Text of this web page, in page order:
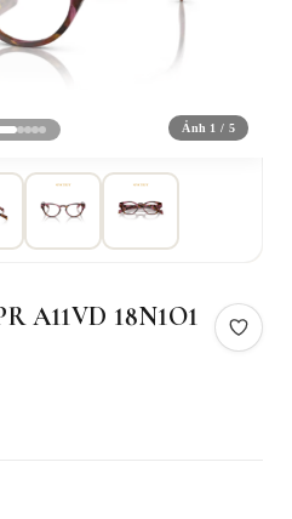
Ảnh 1 / 5
A11VD 18N1O1